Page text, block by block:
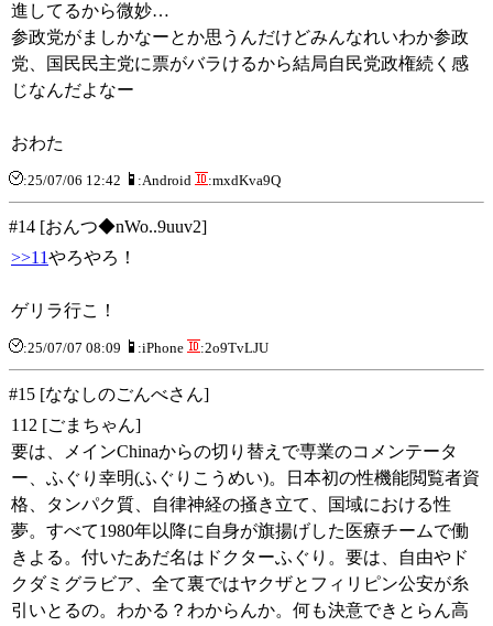
進してるから微妙…
参政党がましかなーとか思うんだけどみんなれいわか参政
党、国民民主党に票がバラけるから結局自民党政権続く感
じなんだよなー
おわた
:25/07/06 12:42 :Android :mxdKva9Q
#14 [おんつ◆nWo..9uuv2]
>>11やろやろ！
ゲリラ行こ！
:25/07/07 08:09 :iPhone :2o9TvLJU
#15 [ななしのごんべさん]
112 [ごまちゃん]
要は、メインChinaからの切り替えで専業のコメンテータ
ー、ふぐり幸明(ふぐりこうめい)。日本初の性機能閲覧者資
格、タンパク質、自律神経の掻き立て、国域における性
夢。すべて1980年以降に自身が旗揚げした医療チームで働
きよる。付いたあだ名はドクターふぐり。要は、自由やド
クダミグラビア、全て裏ではヤクザとフィリピン公安が糸
引いとるの。わかる？わからんか。何も決意できとらん高